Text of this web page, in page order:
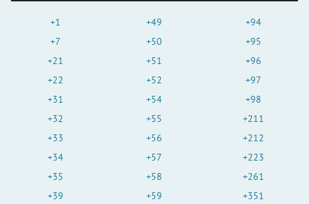
+1
+7
+21
+22
+31
+32
+33
+34
+35
+39
+49
+50
+51
+52
+54
+55
+56
+57
+58
+59
+94
+95
+96
+97
+98
+211
+212
+223
+261
+351